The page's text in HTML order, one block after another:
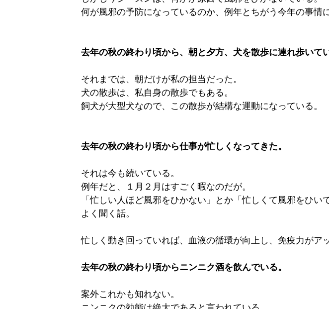
何が風邪の予防になっているのか、例年とちがう今年の事情
去年の秋の終わり頃から、朝と夕方、犬を散歩に連れ歩いてい
それまでは、朝だけが私の担当だった。
犬の散歩は、私自身の散歩でもある。
飼犬が大型犬なので、この散歩が結構な運動になっている。
去年の秋の終わり頃から仕事が忙しくなってきた。
それは今も続いている。
例年だと、１月２月はすごく暇なのだが。
「忙しい人ほど風邪をひかない」とか「忙しくて風邪をひい
よく聞く話。
忙しく動き回っていれば、血液の循環が向上し、免疫力がア
去年の秋の終わり頃からニンニク酒を飲んでいる。
案外これかも知れない。